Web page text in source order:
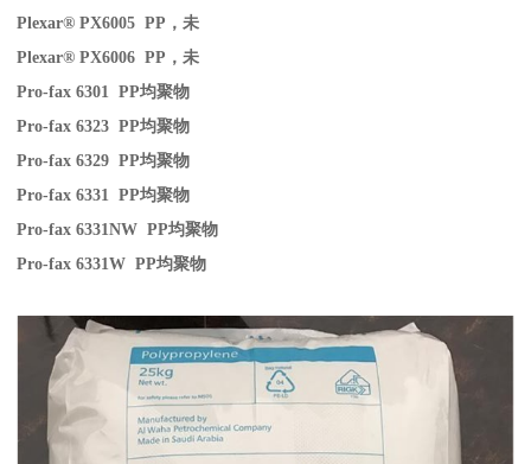
Plexar® PX6005 PP ，未
Plexar® PX6006 PP ，未
Pro-fax 6301 PP均聚物
Pro-fax 6323 PP均聚物
Pro-fax 6329 PP均聚物
Pro-fax 6331 PP均聚物
Pro-fax 6331NW PP均聚物
Pro-fax 6331W PP均聚物